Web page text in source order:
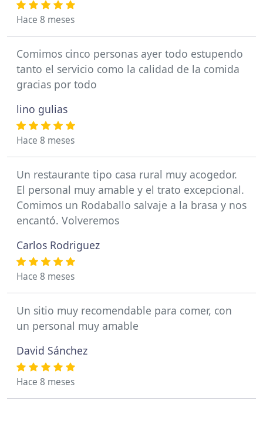
Hace 8 meses
Comimos cinco personas ayer todo estupendo
tanto el servicio como la calidad de la comida
gracias por todo
lino gulias
Hace 8 meses
Un restaurante tipo casa rural muy acogedor.
El personal muy amable y el trato excepcional.
Comimos un Rodaballo salvaje a la brasa y nos
encantó. Volveremos
Carlos Rodriguez
Hace 8 meses
Un sitio muy recomendable para comer, con
un personal muy amable
David Sánchez
Hace 8 meses